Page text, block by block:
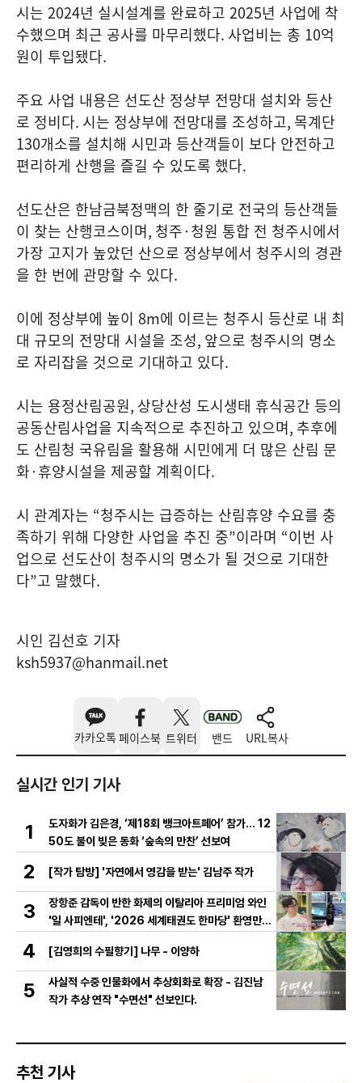
시는 2024년 실시설계를 완료하고 2025년 사업에 착
수했으며 최근 공사를 마무리했다. 사업비는 총 10억
원이 투입됐다.
주요 사업 내용은 선도산 정상부 전망대 설치와 등산
로 정비다. 시는 정상부에 전망대를 조성하고, 목계단
130개소를 설치해 시민과 등산객들이 보다 안전하고
편리하게 산행을 즐길 수 있도록 했다.
선도산은 한남금북정맥의 한 줄기로 전국의 등산객들
이 찾는 산행코스이며, 청주·청원 통합 전 청주시에서
가장 고지가 높았던 산으로 정상부에서 청주시의 경관
을 한 번에 관망할 수 있다.
이에 정상부에 높이 8m에 이르는 청주시 등산로 내 최
대 규모의 전망대 시설을 조성, 앞으로 청주시의 명소
로 자리잡을 것으로 기대하고 있다.
시는 용정산림공원, 상당산성 도시생태 휴식공간 등의
공동산림사업을 지속적으로 추진하고 있으며, 추후에
도 산림청 국유림을 활용해 시민에게 더 많은 산림 문
화·휴양시설을 제공할 계획이다.
시 관계자는 “청주시는 급증하는 산림휴양 수요를 충
족하기 위해 다양한 사업을 추진 중”이라며 “이번 사
업으로 선도산이 청주시의 명소가 될 것으로 기대한
다”고 말했다.
시인 김선호 기자
ksh5937@hanmail.net
카카오톡 페이스북 트위터 밴드 URL복사
실시간 인기 기사
1
도자화가 김은경, ‘제18회 뱅크아트페어’ 참가… 12
50도 불이 빚은 동화 ‘숲속의 만찬’ 선보여
2 [작가 탐방] '자연에서 영감을 받는' 김남주 작가
3
장항준 감독이 반한 화제의 이탈리아 프리미엄 와인
'일 사피엔테', '2026 세계태권도 한마당' 환영만찬
4 [김영희의 수필향기] 나무 - 이양하
5
사실적 수중 인물화에서 추상회화로 확장 - 김진남
작가 추상 연작 "수면선" 선보인다.
추천 기사